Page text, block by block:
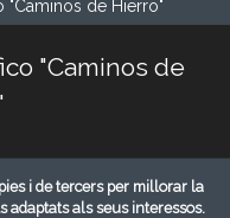
"Caminos de Hierro"
"Caminos de
i de tercers per millorar la
adaptats als seus interessos.